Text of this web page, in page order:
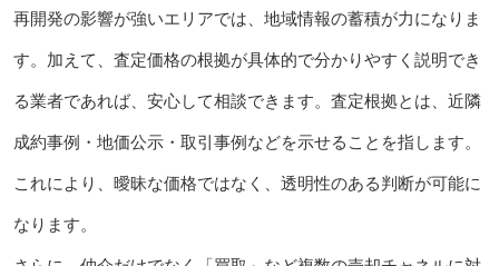
再開発の影響が強いエリアでは、地域情報の蓄積が力になりま
す。加えて、査定価格の根拠が具体的で分かりやすく説明でき
る業者であれば、安心して相談できます。査定根拠とは、近隣
成約事例・地価公示・取引事例などを示せることを指します。
これにより、曖昧な価格ではなく、透明性のある判断が可能に
なります。